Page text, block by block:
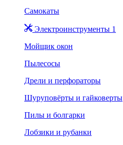
Самокаты
Электроинструменты 1
Мойщик окон
Пылесосы
Дрели и перфораторы
Шуруповёрты и гайковерты
Пилы и болгарки
Лобзики и рубанки